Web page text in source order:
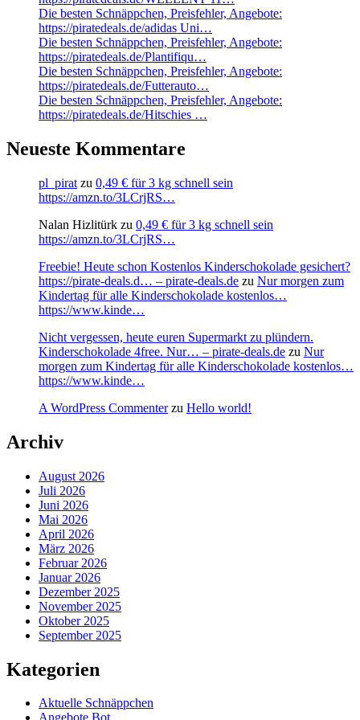
Die besten Schnäppchen, Preisfehler, Angebote:
https://piratedeals.de/adidas Uni…
Die besten Schnäppchen, Preisfehler, Angebote:
https://piratedeals.de/Plantifiqu…
Die besten Schnäppchen, Preisfehler, Angebote:
https://piratedeals.de/Futterauto…
Die besten Schnäppchen, Preisfehler, Angebote:
https://piratedeals.de/Hitschies …
Neueste Kommentare
pl_pirat zu 0,49 € für 3 kg schnell sein
https://amzn.to/3LCrjRS…
Nalan Hizlitürk zu 0,49 € für 3 kg schnell sein
https://amzn.to/3LCrjRS…
Freebie! Heute schon Kostenlos Kinderschokolade gesichert?
https://pirate-deals.d… – pirate-deals.de zu Nur morgen zum
Kindertag für alle Kinderschokolade kostenlos…
https://www.kinde…
Nicht vergessen, heute euren Supermarkt zu plündern.
Kinderschokolade 4free. Nur… – pirate-deals.de zu Nur
morgen zum Kindertag für alle Kinderschokolade kostenlos…
https://www.kinde…
A WordPress Commenterzu Hello world!
Archiv
August 2026
Juli 2026
Juni 2026
Mai 2026
April 2026
März 2026
Februar 2026
Januar 2026
Dezember 2025
November 2025
Oktober 2025
September 2025
Kategorien
Aktuelle Schnäppchen